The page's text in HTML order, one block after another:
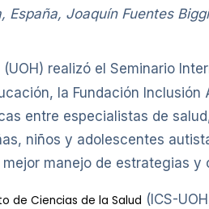
España, Joaquín Fuentes
(UOH) realizó el Seminario
la Fundación
entre especialistas de
niños y adolescentes
manejo de estrategias
de Ciencias de la Salud (ICS-